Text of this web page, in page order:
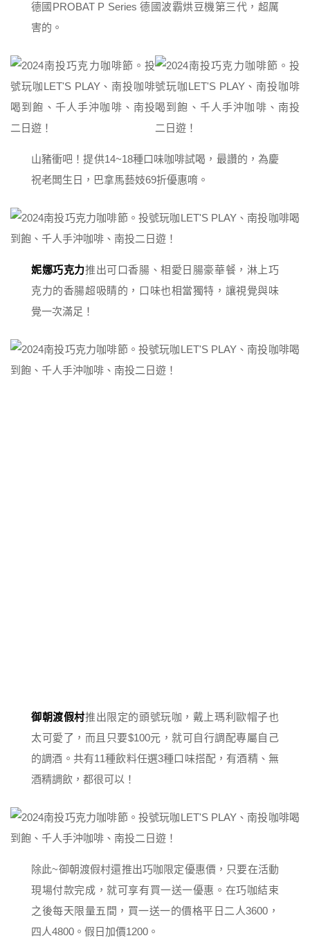
德國PROBAT P Series 德國波霸烘豆機第三代，超厲
害的。
山豬衝吧！提供14~18種口味咖啡試喝，最讚的，為慶
祝老闆生日，巴拿馬藝妓69折優惠唷。
妮娜巧克力推出可口香腸、相愛日腸豪華餐，淋上巧
克力的香腸超吸睛的，口味也相當獨特，讓視覺與味
覺一次滿足！
御朝渡假村推出限定的頭號玩咖，戴上瑪利歐帽子也
太可愛了，而且只要$100元，就可自行調配專屬自己
的調酒。共有11種飲料任選3種口味搭配，有酒精、無
酒精調飲，都很可以！
除此~御朝渡假村還推出巧咖限定優惠價，只要在活動
現場付款完成，就可享有買一送一優惠。在巧咖結束
之後每天限量五間，買一送一的價格平日二人3600，
四人4800。假日加價1200。